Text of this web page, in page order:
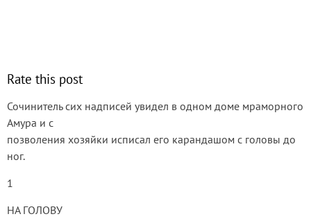
Rate this post
Сочинитель сих надписей увидел в одном доме мраморного
Амура и с
позволения хозяйки исписал его карандашом с головы до
ног.
1
НА ГОЛОВУ